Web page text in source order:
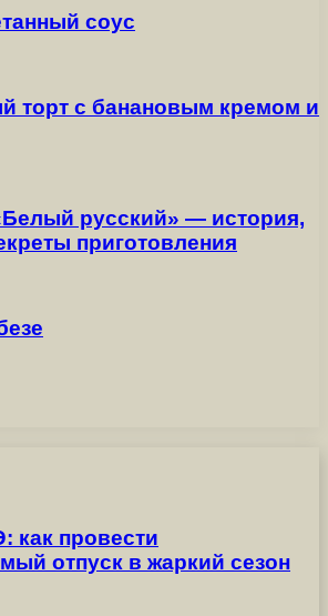
соус
торт с банановым кремом и
русский» — история,
приготовления
как провести
отпуск в жаркий сезон